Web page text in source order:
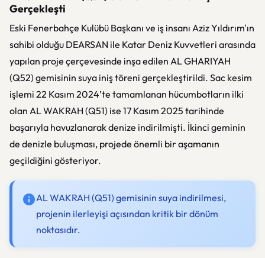
Gerçekleşti
Eski Fenerbahçe Kulübü Başkanı ve iş insanı Aziz Yıldırım'ın
sahibi olduğu DEARSAN ile Katar Deniz Kuvvetleri arasında
yapılan proje çerçevesinde inşa edilen AL GHARIYAH
(Q52) gemisinin suya iniş töreni gerçekleştirildi. Sac kesim
işlemi 22 Kasım 2024’te tamamlanan hücumbotların ilki
olan AL WAKRAH (Q51) ise 17 Kasım 2025 tarihinde
başarıyla havuzlanarak denize indirilmişti. İkinci geminin
de denizle buluşması, projede önemli bir aşamanın
geçildiğini gösteriyor.
AL WAKRAH (Q51) gemisinin suya indirilmesi,
projenin ilerleyişi açısından kritik bir dönüm
noktasıdır.